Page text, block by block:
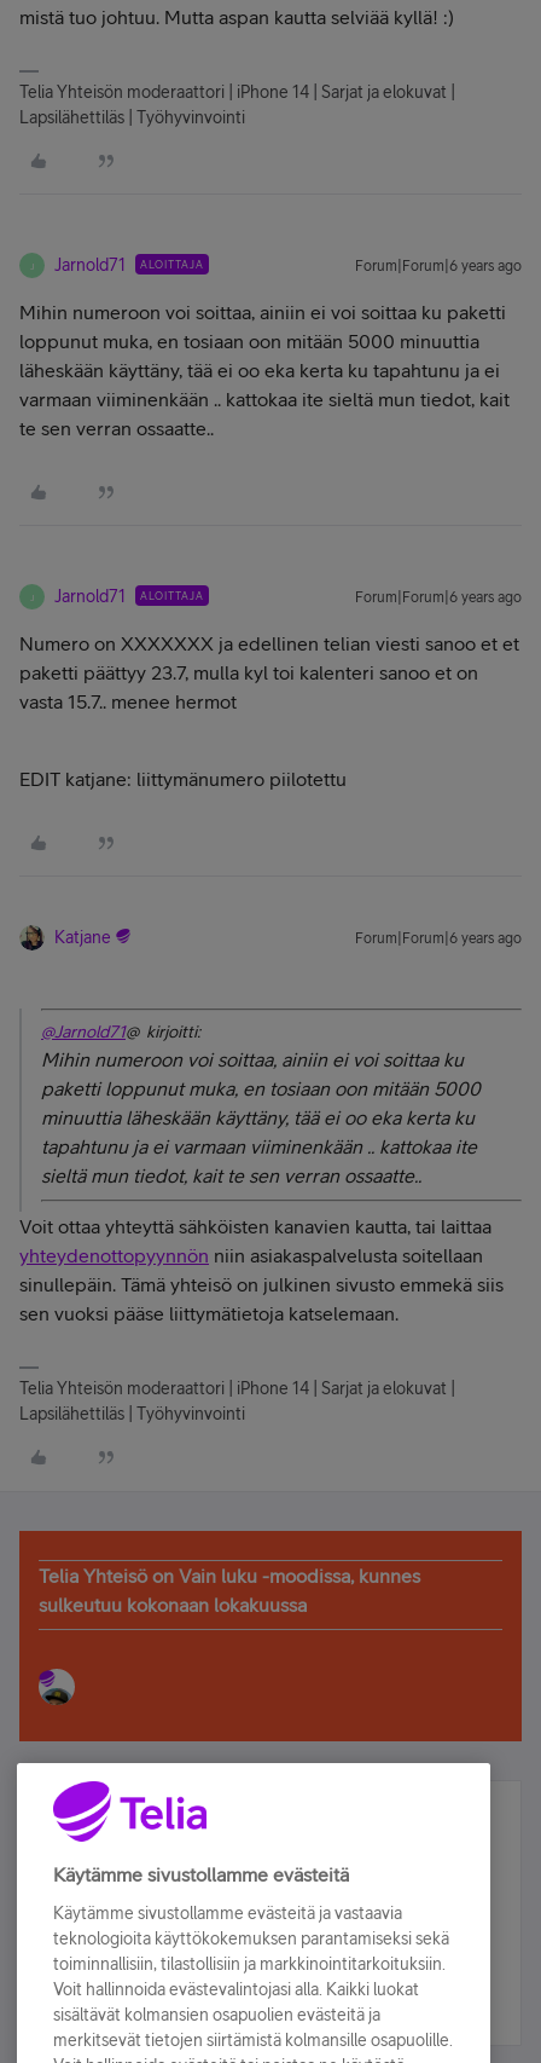
mistä tuo johtuu. Mutta aspan kautta selviää kyllä! :)
Telia Yhteisön moderaattori | iPhone 14 | Sarjat ja elokuvat |
Lapsilähettiläs | Työhyvinvointi
J Jarnold71 ALOITTAJA Forum|Forum|6 years ago
Mihin numeroon voi soittaa, ainiin ei voi soittaa ku paketti
loppunut muka, en tosiaan oon mitään 5000 minuuttia
läheskään käyttäny, tää ei oo eka kerta ku tapahtunu ja ei
varmaan viiminenkään .. kattokaa ite sieltä mun tiedot, kait
te sen verran ossaatte..
J Jarnold71 ALOITTAJA Forum|Forum|6 years ago
Numero on XXXXXXX ja edellinen telian viesti sanoo et et
paketti päättyy 23.7, mulla kyl toi kalenteri sanoo et on
vasta 15.7.. menee hermot
EDIT katjane: liittymänumero piilotettu
Katjane Forum|Forum|6 years ago
@Jarnold71@ kirjoitti:
Mihin numeroon voi soittaa, ainiin ei voi soittaa ku
paketti loppunut muka, en tosiaan oon mitään 5000
minuuttia läheskään käyttäny, tää ei oo eka kerta ku
tapahtunu ja ei varmaan viiminenkään .. kattokaa ite
sieltä mun tiedot, kait te sen verran ossaatte..
Voit ottaa yhteyttä sähköisten kanavien kautta, tai laittaa
yhteydenottopyynnön niin asiakaspalvelusta soitellaan
sinullepäin. Tämä yhteisö on julkinen sivusto emmekä siis
sen vuoksi pääse liittymätietoja katselemaan.
Telia Yhteisön moderaattori | iPhone 14 | Sarjat ja elokuvat |
Lapsilähettiläs | Työhyvinvointi
Telia Yhteisö on Vain luku -moodissa, kunnes
sulkeutuu kokonaan lokakuussa
Älä jää paitsi – osallistu ja voita!
Tilaa Telian uutiskirje ja olet mukana arvonnassa.
sähköpostiisi.
Tilaa nyt
Käytämme sivustollamme evästeitä
Käytämme sivustollamme evästeitä ja vastaavia
teknologioita käyttökokemuksen parantamiseksi sekä
toiminnallisiin, tilastollisiin ja markkinointitarkoituksiin.
Voit hallinnoida evästevalintojasi alla. Kaikki luokat
sisältävät kolmansien osapuolien evästeitä ja
merkitsevät tietojen siirtämistä kolmansille osapuolille.